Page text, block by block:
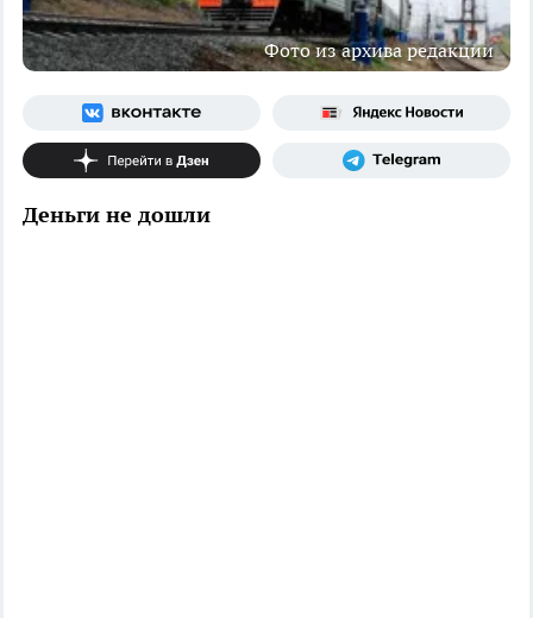
Фото из архива редакции
Деньги не дошли